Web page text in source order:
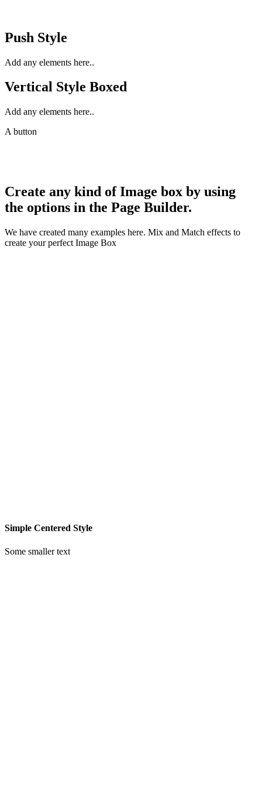
Push Style
Add any elements here..
Vertical Style Boxed
Add any elements here..
A button
Create any kind of Image box by using
the options in the Page Builder.
We have created many examples here. Mix and Match effects to
create your perfect Image Box
Simple Centered Style
Some smaller text